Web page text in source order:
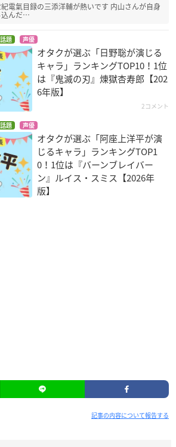
電氣目録の三添洋輔が熱いです 内山さんが自身
込んだ…
話題 声優
オタクが選ぶ「日野聡が演じる
キャラ」ランキングTOP10！1位
は『鬼滅の刃』煉󠄁獄杏寿郎【202
6年版】
2コメント
話題 声優
オタクが選ぶ「阿座上洋平が演
じるキャラ」ランキングTOP1
0！1位は『バーンブレイバー
ン』ルイス・スミス【2026年
版】
記事の内容について報告する